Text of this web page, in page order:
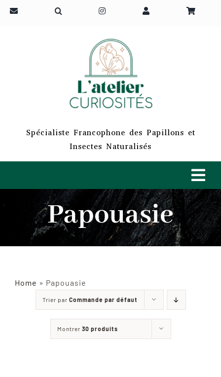
Passer
Spécialiste Francophone des Papillons et
Insectes Naturalisés
ACCUEIL
INSECTES NATURALISÉS
MATÉRIELS
Papouasie
Home » Papouasie
Trier par Commande par défaut
Montrer 30 produits